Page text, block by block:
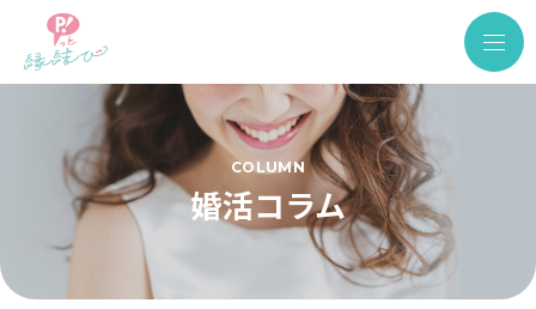
COLUMN
婚活コラム